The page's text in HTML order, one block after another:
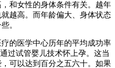
和女性的身体条件有关。越年
越高。而年龄偏大、身体状态
。
的医学中心历年的平均成功率
过试管婴儿技术怀上孕。这当
可以达到百分之五六十。如果